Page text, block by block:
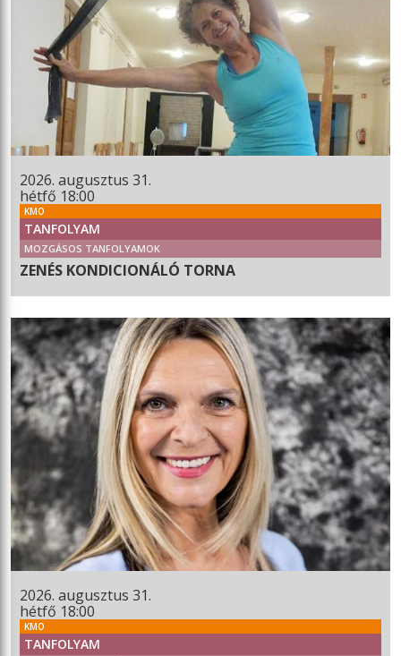
2026. augusztus 31.
hétfő 18:00
KMO
TANFOLYAM
MOZGÁSOS TANFOLYAMOK
ZENÉS KONDICIONÁLÓ TORNA
2026. augusztus 31.
hétfő 18:00
KMO
TANFOLYAM